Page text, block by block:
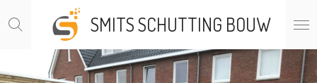
direct
hoofdinhoud
SMITS SCHUTTING BOUW